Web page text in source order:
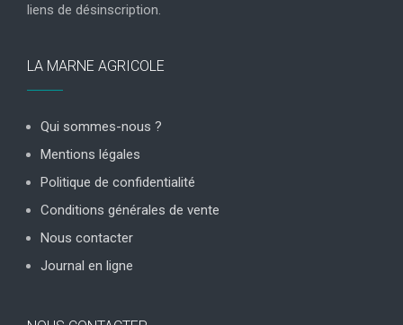
liens de désinscription.
LA MARNE AGRICOLE
Qui sommes-nous ?
Mentions légales
Politique de confidentialité
Conditions générales de vente
Nous contacter
Journal en ligne